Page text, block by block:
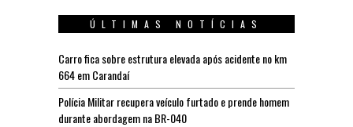
ÚLTIMAS NOTÍCIAS
Carro fica sobre estrutura elevada após acidente no km
664 em Carandaí
Polícia Militar recupera veículo furtado e prende homem
durante abordagem na BR-040